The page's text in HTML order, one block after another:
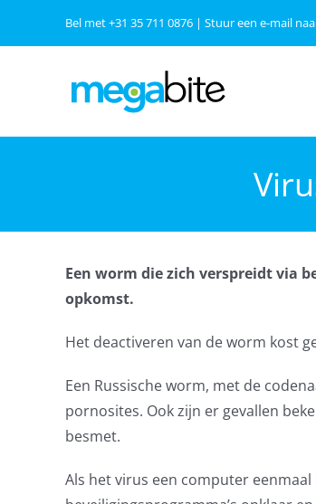
Bel met+31 35 711 0876| Stuur een e-mail
Een worm die zich verspreidt via
opkomst.
Het deactiveren van de worm kost
Een Russische worm, met de
pornosites. Ook zijn er gevallen
besmet.
Als het virus een computer